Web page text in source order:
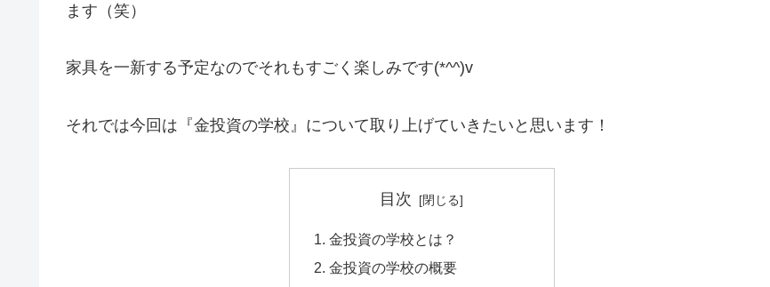
ます（笑）
家具を一新する予定なのでそれもすごく楽しみです(*^^)v
それでは今回は『金投資の学校』について取り上げていきたいと思います！
目次
金投資の学校とは？
金投資の学校の概要